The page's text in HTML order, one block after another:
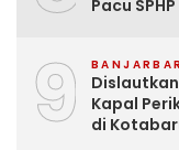
Pacu
9
Kapal
di